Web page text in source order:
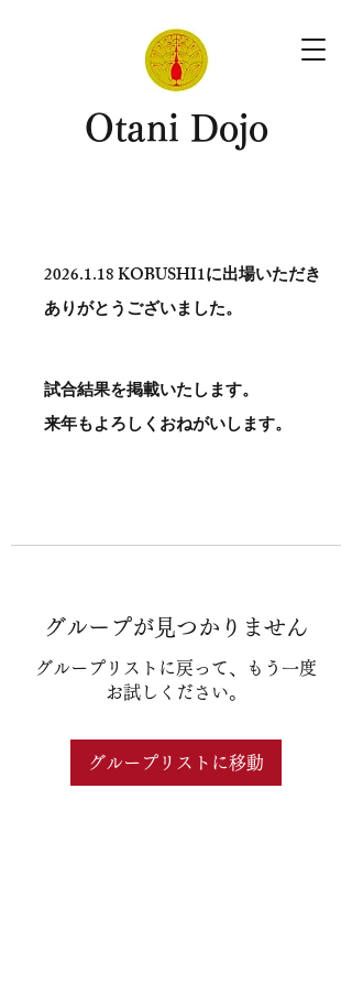
​Otani Dojo
2026.1.18KOBUSHI1に出場いただき
ありがとう​ございました。
試合結果を掲載いたします。
​来年もよろしくおねがいします。
グループが見つかりません
グループリストに戻って、もう一度
お試しください。
グループリストに移動